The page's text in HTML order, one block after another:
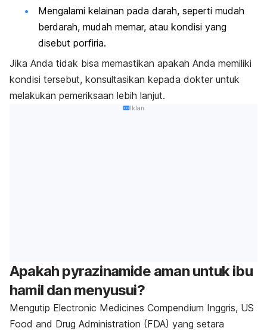
Mengalami kelainan pada darah, seperti mudah
berdarah, mudah memar, atau kondisi yang
disebut porfiria.
Jika Anda tidak bisa memastikan apakah Anda memiliki
kondisi tersebut, konsultasikan kepada dokter untuk
melakukan pemeriksaan lebih lanjut.
Iklan
Apakah pyrazinamideaman untuk ibu
hamil dan menyusui?
Mengutip Electronic Medicines Compendium Inggris, US
Food and Drug Administration (FDA) yang setara